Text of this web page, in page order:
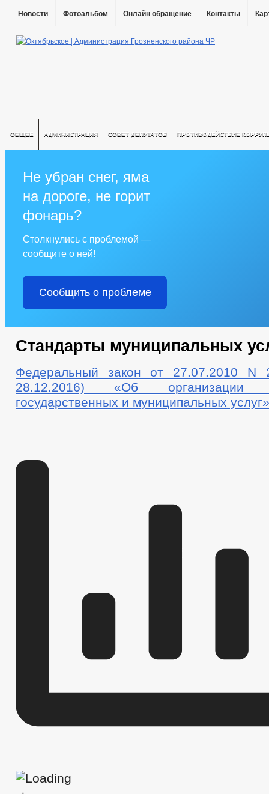
Новости Фотоальбом Онлайн обращение Контакты
ОБЩЕЕ АДМИНИСТРАЦИЯ СОВЕТ ДЕПУТАТОВ ПРОТИВОДЕЙСТВИЕ
Не убран снег, яма
на дороге, не горит
фонарь?
Столкнулись с проблемой —
сообщите о ней!
Сообщить о проблеме
Стандарты муниципальных
Федеральный закон от 27.07.2010 N
28.12.2016) «Об организации
государственных и муниципальных услуг»